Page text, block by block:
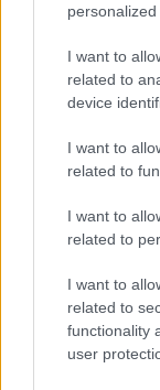
personalized
I want to
related to
device
I want to
related to
I want to
related to
I want to
related to
functionality
user
Xαρακτήρες: 0/
Διαβάστε και
中國民主黨
Απαντήστε